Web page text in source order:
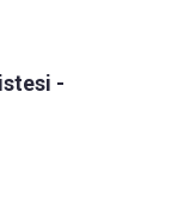
-